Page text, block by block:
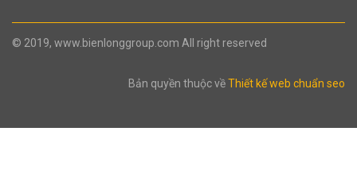
© 2019, www.bienlonggroup.com All right reserved
Bản quyền thuộc vềThiết kế web chuẩn seo